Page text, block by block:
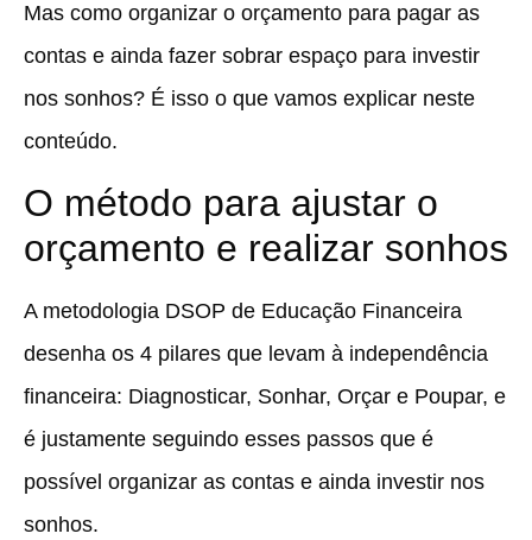
Mas como organizar o orçamento para pagar as
contas e ainda fazer sobrar espaço para investir
nos sonhos? É isso o que vamos explicar neste
conteúdo.
O método para ajustar o
orçamento e realizar sonhos
A metodologia DSOP de Educação Financeira
desenha os 4 pilares que levam à independência
financeira: Diagnosticar, Sonhar, Orçar e Poupar, e
é justamente seguindo esses passos que é
possível organizar as contas e ainda investir nos
sonhos.